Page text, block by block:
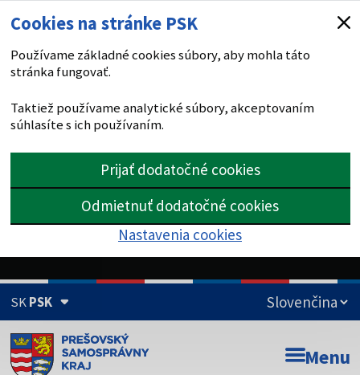
Cookies na stránke PSK
Používame základné cookies súbory, aby mohla táto
stránka fungovať.
Taktiež používame analytické súbory, akceptovaním
súhlasíte s ich používaním.
Prijať dodatočné cookies
Odmietnuť dodatočné cookies
Nastavenia cookies
SKPSK
Doména psk.sk je oficiálna Menu